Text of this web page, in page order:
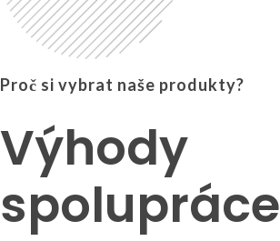
Proč si vybrat naše produkty?
Výhody
spolupráce